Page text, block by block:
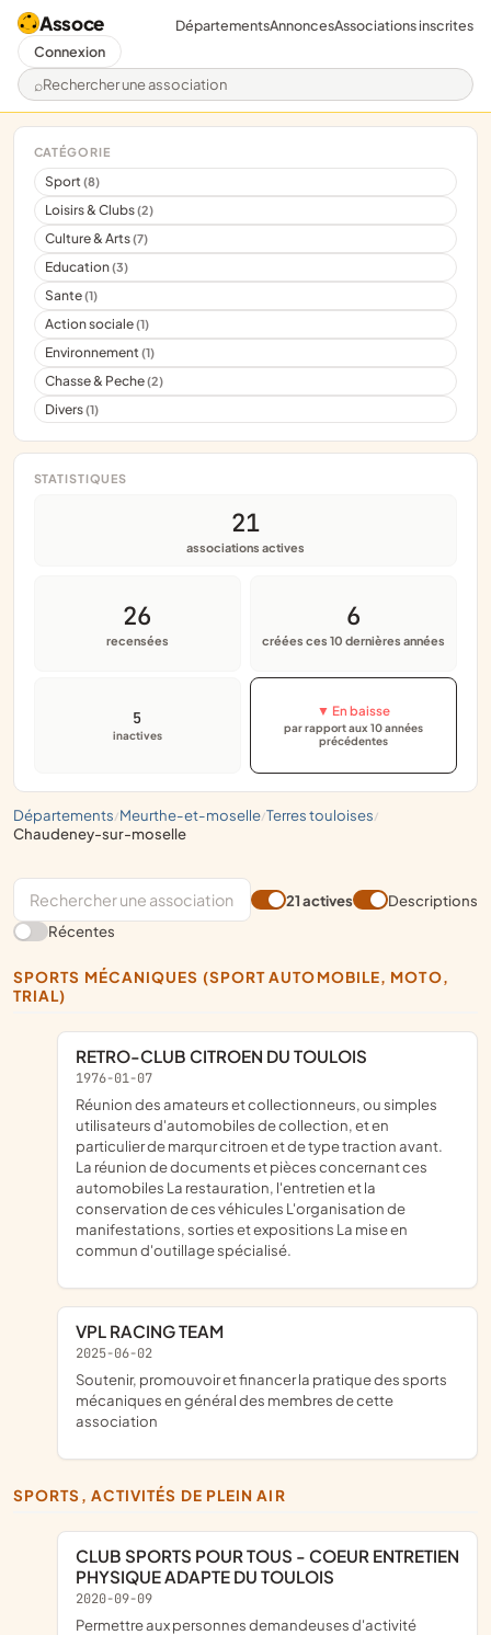
Assoce
Rechercher une association
DépartementsAnnoncesAssociations inscrites
Connexion
départements/ meurthe-et-moselle/ terres touloises/
chaudeney-sur-moselle
CATÉGORIE
Sport(8)
Loisirs & Clubs(2)
Culture & Arts(7)
Education(3)
Sante(1)
Action sociale(1)
Environnement(1)
Chasse & Peche(2)
Divers(1)
STATISTIQUES
21
associations actives
26
recensées
6
créées ces 10 dernières années
5
inactives
▼ En baisse
par rapport aux 10 années
précédentes
21 actives
Descriptions
Récentes
SPORTS MÉCANIQUES (SPORT AUTOMOBILE, MOTO,
TRIAL)
RETRO-CLUB CITROEN DU TOULOIS
1976-01-07
Réunion des amateurs et collectionneurs, ou simples
utilisateurs d'automobiles de collection, et en
particulier de marqur citroen et de type traction avant.
La réunion de documents et pièces concernant ces
automobiles La restauration, l'entretien et la
conservation de ces véhicules L'organisation de
manifestations, sorties et expositions La mise en
commun d'outillage spécialisé.
VPL RACING TEAM
2025-06-02
soutenir, promouvoir et financer la pratique des sports
mécaniques en général des membres de cette
association
SPORTS, ACTIVITÉS DE PLEIN AIR
CLUB SPORTS POUR TOUS - COEUR ENTRETIEN
PHYSIQUE ADAPTE DU TOULOIS
2020-09-09
permettre aux personnes demandeuses d'activité